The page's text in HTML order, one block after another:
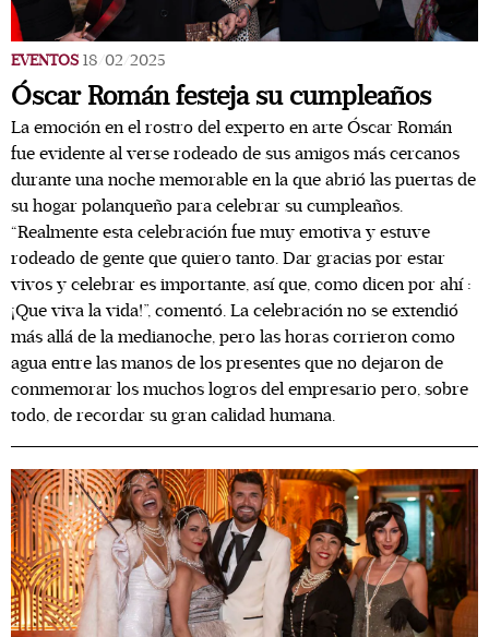
EVENTOS 18/02/2025
Óscar Román festeja su cumpleaños
La emoción en el rostro del experto en arte Óscar Román
fue evidente al verse rodeado de sus amigos más cercanos
durante una noche memorable en la que abrió las puertas de
su hogar polanqueño para celebrar su cumpleaños.
“Realmente esta celebración fue muy emotiva y estuve
rodeado de gente que quiero tanto. Dar gracias por estar
vivos y celebrar es importante, así que, como dicen por ahí :
¡Que viva la vida!”, comentó. La celebración no se extendió
más allá de la medianoche, pero las horas corrieron como
agua entre las manos de los presentes que no dejaron de
conmemorar los muchos logros del empresario pero, sobre
todo, de recordar su gran calidad humana.